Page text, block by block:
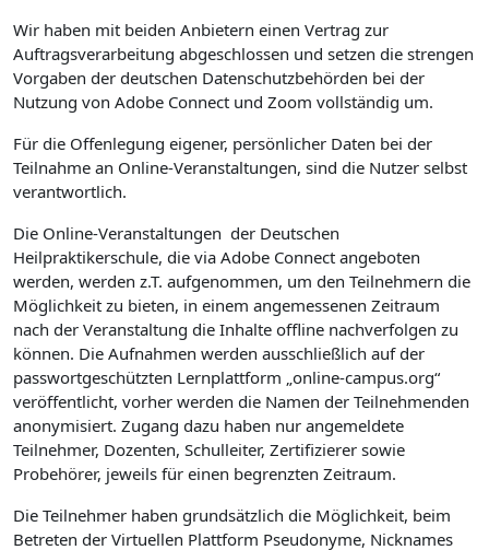
Wir haben mit beiden Anbietern einen Vertrag zur
Auftragsverarbeitung abgeschlossen und setzen die strengen
Vorgaben der deutschen Datenschutzbehörden bei der
Nutzung von Adobe Connect und Zoom vollständig um.
Für die Offenlegung eigener, persönlicher Daten bei der
Teilnahme an Online-Veranstaltungen, sind die Nutzer selbst
verantwortlich.
Die Online-Veranstaltungen der Deutschen
Heilpraktikerschule, die via Adobe Connect angeboten
werden, werden z.T. aufgenommen, um den Teilnehmern die
Möglichkeit zu bieten, in einem angemessenen Zeitraum
nach der Veranstaltung die Inhalte offline nachverfolgen zu
können. Die Aufnahmen werden ausschließlich auf der
passwortgeschützten Lernplattform „online-campus.org“
veröffentlicht, vorher werden die Namen der Teilnehmenden
anonymisiert. Zugang dazu haben nur angemeldete
Teilnehmer, Dozenten, Schulleiter, Zertifizierer sowie
Probehörer, jeweils für einen begrenzten Zeitraum.
Die Teilnehmer haben grundsätzlich die Möglichkeit, beim
Betreten der Virtuellen Plattform Pseudonyme, Nicknames